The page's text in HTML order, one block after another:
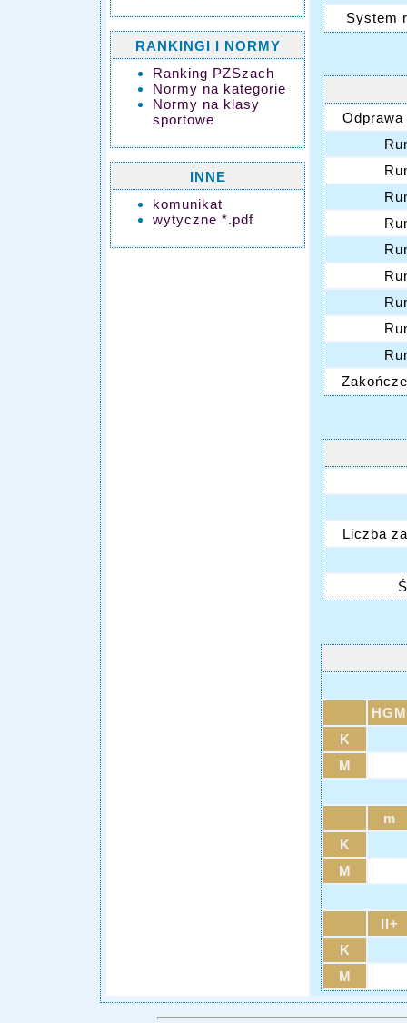
RANKINGI I NORMY
Ranking PZSzach
Normy na kategorie
Normy na klasy
sportowe
INNE
komunikat
wytyczne *.pdf
System
Liczba
HGM
K
M
m
K
M
II+
K
M